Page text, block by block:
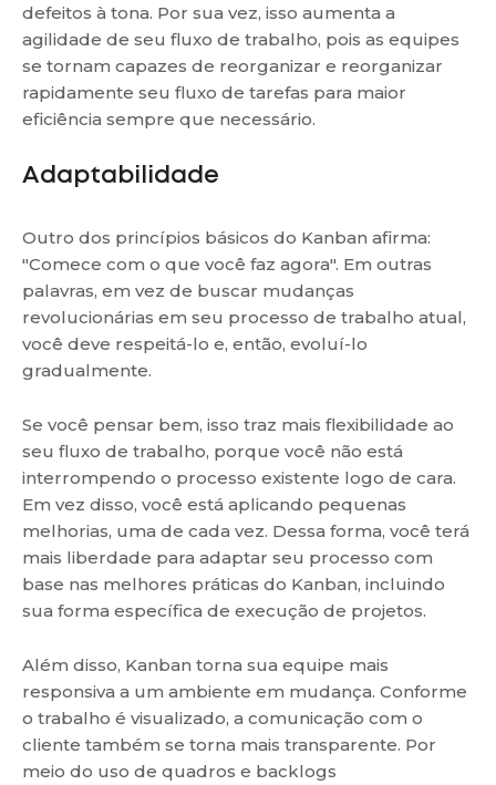
defeitos à tona. Por sua vez, isso aumenta a
agilidade de seu fluxo de trabalho, pois as equipes
se tornam capazes de reorganizar e reorganizar
rapidamente seu fluxo de tarefas para maior
eficiência sempre que necessário.
Adaptabilidade
Outro dos princípios básicos do Kanban afirma:
"Comece com o que você faz agora". Em outras
palavras, em vez de buscar mudanças
revolucionárias em seu processo de trabalho atual,
você deve respeitá-lo e, então, evoluí-lo
gradualmente.
Se você pensar bem, isso traz mais flexibilidade ao
seu fluxo de trabalho, porque você não está
interrompendo o processo existente logo de cara.
Em vez disso, você está aplicando pequenas
melhorias, uma de cada vez. Dessa forma, você terá
mais liberdade para adaptar seu processo com
base nas melhores práticas do Kanban, incluindo
sua forma específica de execução de projetos.
Além disso, Kanban torna sua equipe mais
responsiva a um ambiente em mudança. Conforme
o trabalho é visualizado, a comunicação com o
cliente também se torna mais transparente. Por
meio do uso de quadros e backlogs